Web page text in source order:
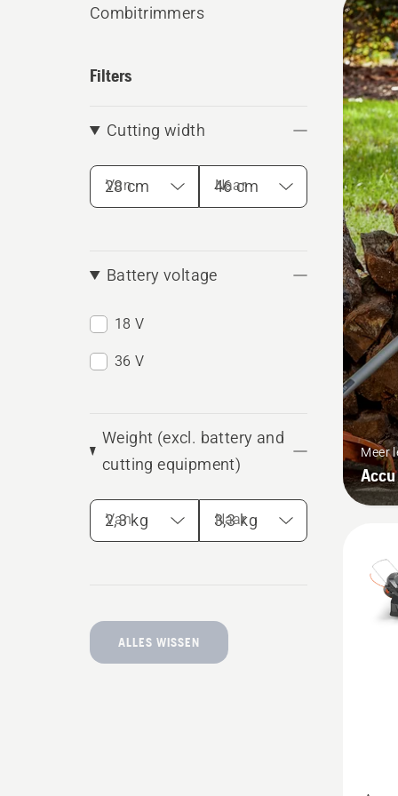
Combitrimmers
Filters
Cutting width
Van Naar
Battery voltage
18 V
36 V
Weight (excl. battery and
cutting equipment)
Van Naar
ALLES WISSEN
alle
Meer